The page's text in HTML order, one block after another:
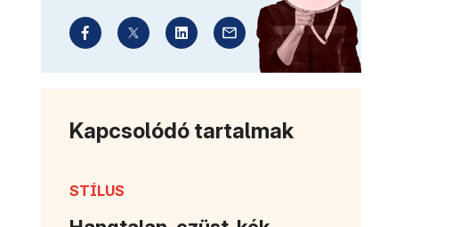
Kapcsolódó tartalmak
STÍLUS